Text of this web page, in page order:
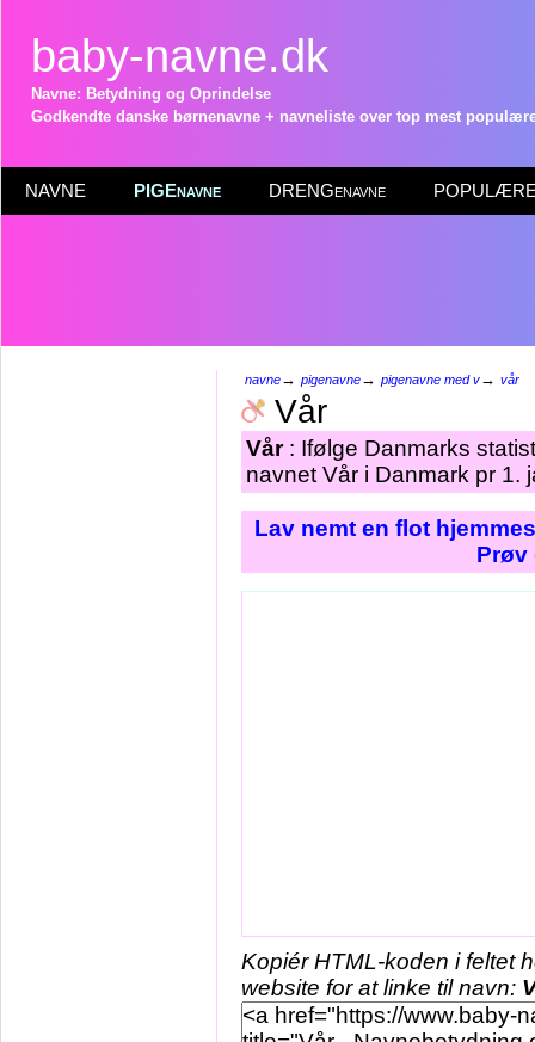
baby-navne.dk
Navne: Betydning og Oprindelse
Godkendte danske børnenavne + navneliste over top mest
NAVNE PIGEnavne DRENGenavne POPULÆRE
navne→ pigenavne→ pigenavne med v→ vår
Vår
Vår: Ifølge Danmarks
navnet Vår i Danmark pr 1.
Lav nemt en flot
Prøv
Kopiér HTML-koden i feltet
website for at linke til navn: